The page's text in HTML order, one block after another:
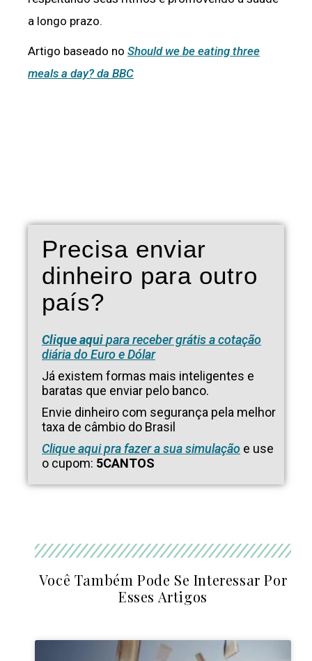
a longo prazo.
Artigo baseado no Should we be eating three
meals a day? da BBC
Precisa enviar
dinheiro para outro
país?
Clique aquipara receber grátis a cotação
diária do Euro e Dólar
Já existem formas mais inteligentes e
baratas que enviar pelo banco.
Envie dinheiro com segurança pela melhor
taxa de câmbio do Brasil
Clique aqui pra fazer a sua simulação e use
o cupom: 5CANTOS
Você Também Pode Se Interessar Por
Esses Artigos